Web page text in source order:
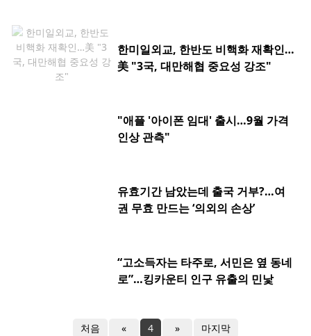
한미일외교, 한반도 비핵화 재확인…
美 "3국, 대만해협 중요성 강조"
"애플 '아이폰 임대' 출시…9월 가격
인상 관측"
유효기간 남았는데 출국 거부?…여
권 무효 만드는 ‘의외의 손상’
“고소득자는 타주로, 서민은 옆 동네
로”…킹카운티 인구 유출의 민낯
처음 « 4 » 마지막